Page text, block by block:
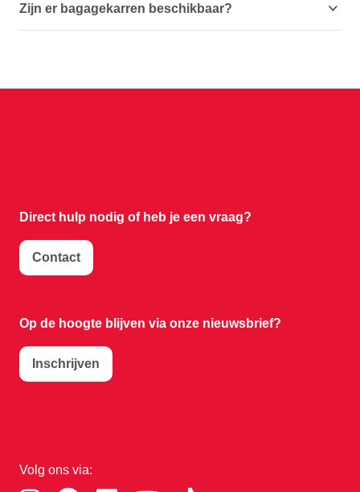
Zijn er bagagekarren beschikbaar?
Direct hulp nodig ofheb je een vraag?
Contact
Op de hoogte blijven via onze nieuwsbrief?
Inschrijven
Volg ons via: